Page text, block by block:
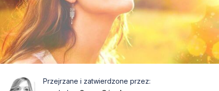
Przejrzane i zatwierdzone przez: